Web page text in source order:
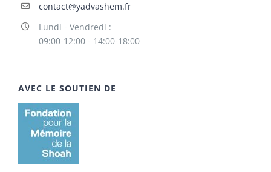
contact@yadvashem.fr
Lundi - Vendredi :
09:00-12:00 - 14:00-18:00
AVEC LE SOUTIEN DE